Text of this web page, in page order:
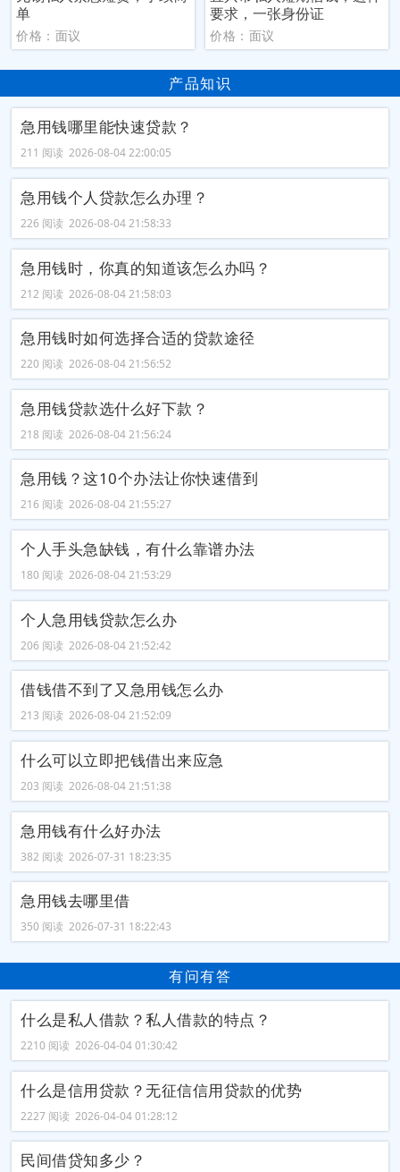
单
价格：面议
要求，一张身份证
价格：面议
产品知识
急用钱哪里能快速贷款？
211 阅读 2026-08-04 22:00:05
急用钱个人贷款怎么办理？
226 阅读 2026-08-04 21:58:33
急用钱时，你真的知道该怎么办吗？
212 阅读 2026-08-04 21:58:03
急用钱时如何选择合适的贷款途径
220 阅读 2026-08-04 21:56:52
急用钱贷款选什么好下款？
218 阅读 2026-08-04 21:56:24
急用钱？这10个办法让你快速借到
216 阅读 2026-08-04 21:55:27
个人手头急缺钱，有什么靠谱办法
180 阅读 2026-08-04 21:53:29
个人急用钱贷款怎么办
206 阅读 2026-08-04 21:52:42
借钱借不到了又急用钱怎么办
213 阅读 2026-08-04 21:52:09
什么可以立即把钱借出来应急
203 阅读 2026-08-04 21:51:38
急用钱有什么好办法
382 阅读 2026-07-31 18:23:35
急用钱去哪里借
350 阅读 2026-07-31 18:22:43
有问有答
什么是私人借款？私人借款的特点？
2210 阅读 2026-04-04 01:30:42
什么是信用贷款？无征信信用贷款的优势
2227 阅读 2026-04-04 01:28:12
民间借贷知多少？